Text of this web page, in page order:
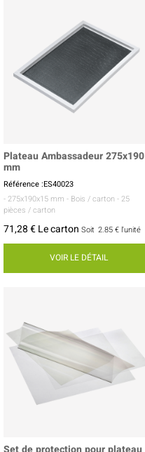
Plateau Ambassadeur 275x190
mm
Référence :ES40023
- 275x190x15 mm - Bois / carton - 25
pièces / carton
71,28 € Le carton Soit 2.85 € l'unité
VOIR LE DÉTAIL